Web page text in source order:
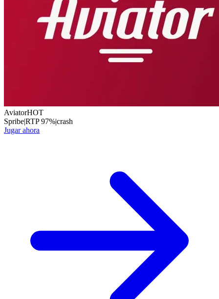
AviatorHOT
Spribe|RTP97%|crash
Jugar ahora